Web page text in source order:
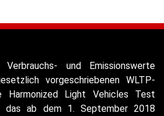
und Emissionswerte
vorgeschriebenen WLTP-
Harmonized Light Vehicles Test
das ab dem 1. September 2018